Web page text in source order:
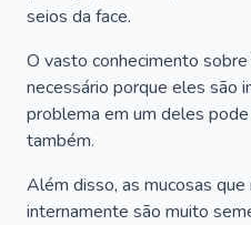
seios da face.
O vasto conhecimento
necessário porque eles são
problema em um deles
também.
Além disso, as mucosas
internamente são muito